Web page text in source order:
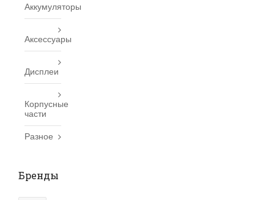
Аккумуляторы
Аксессуары
Дисплеи
Корпусные
части
Разное
Бренды